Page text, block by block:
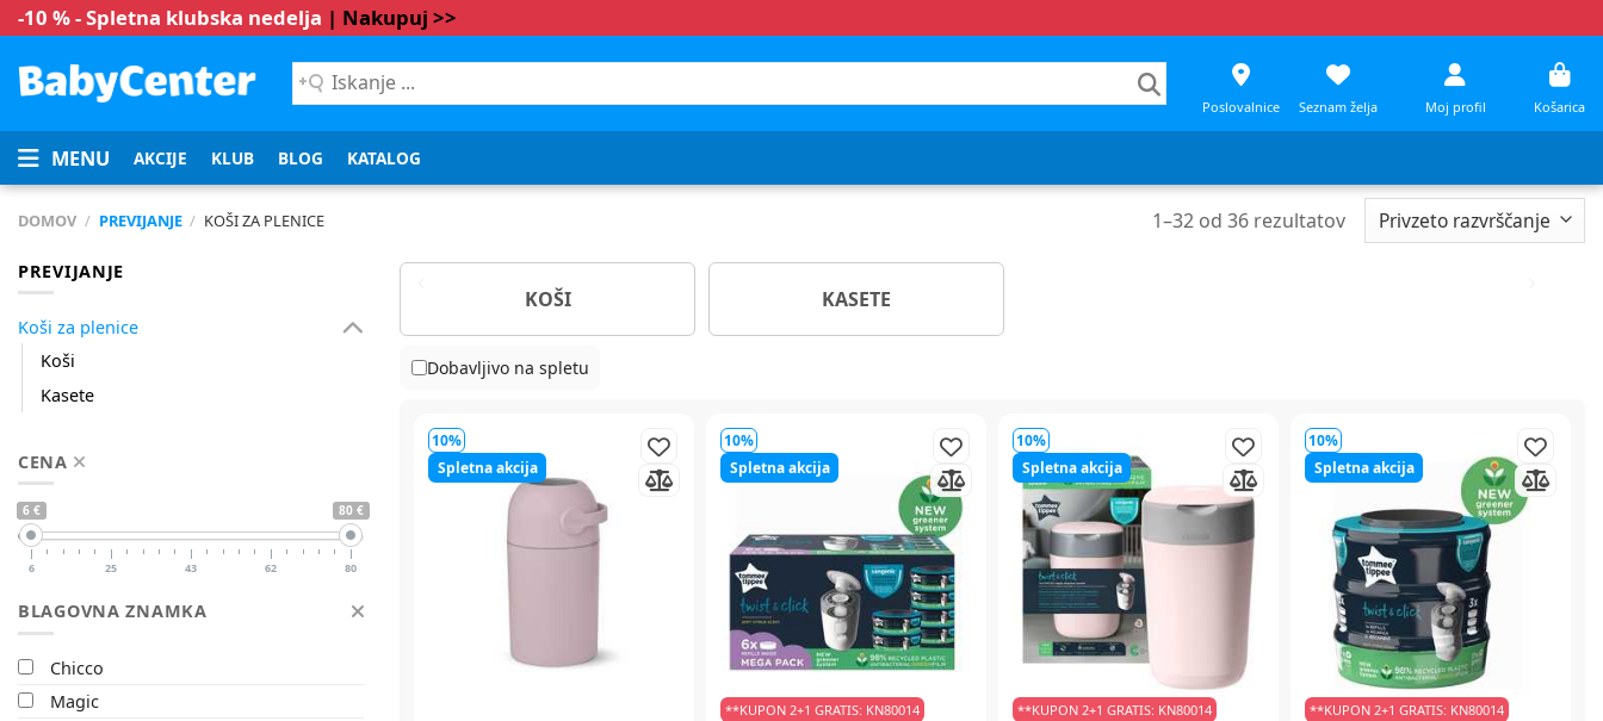
-10 % - Spletna klubska nedelja | Nakupuj >>
Iskanje
...
Poslovalnice Seznam želja Moj profil Košarica
MENU AKCIJE KLUB BLOG KATALOG
DOMOV / PREVIJANJE / KOŠI ZA PLENICE 1–32od 36rezultatov
PREVIJANJE
Koši za plenice
Koši
Kasete
CENA
6 € 80 €
6 25 43 62 80
BLAGOVNA ZNAMKA
Chicco
Magic
KOŠI KASETE
Dobavljivo na spletu
10%
Spletna akcija
10%
Spletna akcija
**KUPON 2+1 GRATIS: KN80014
10%
Spletna akcija
**KUPON 2+1 GRATIS: KN80014
10%
Spletna akcija
**KUPON 2+1 GRATIS: KN80014